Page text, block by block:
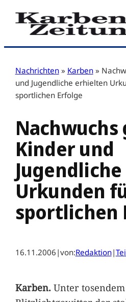
Zum
Inhalt
Nachrichten » Karben »
und Jugendliche erhielten
sportlichen Erfolge
Nachwuchs
Kinder und
Urkunden
sportlichen
16.11.2006 |von:Redaktion|
Karben.Unter